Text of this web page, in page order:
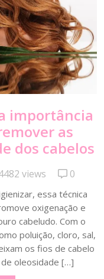
importância
as
dos cabelos
views 0
essa técnica
oxigenação e
cabeludo. Com o
poluição, cloro, sal,
os fios de cabelo
oleosidade […]